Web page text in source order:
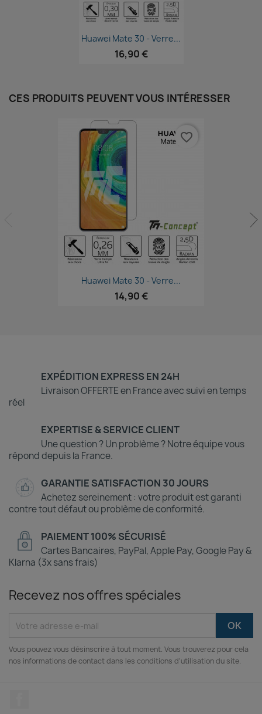
Aperçu rapide
Huawei Mate 30 - Verre...
16,90 €
CES PRODUITS PEUVENT VOUS INTÉRESSER
Aperçu rapide
Huawei Mate 30 - Verre...
14,90 €
favorite_border
EXPÉDITION EXPRESS EN 24H
Livraison OFFERTE en France avec suivi en temps
réel
EXPERTISE & SERVICE CLIENT
Une question ? Un problème ? Notre équipe vous
répond depuis la France.
GARANTIE SATISFACTION 30 JOURS
Achetez sereinement : votre produit est garanti
contre tout défaut ou problème de conformité.
PAIEMENT 100% SÉCURISÉ
Cartes Bancaires, PayPal, Apple Pay, Google Pay &
Klarna (3x sans frais)
Recevez nos offres spéciales
Vous pouvez vous désinscrire à tout moment. Vous trouverez pour cela
nos informations de contact dans les conditions d'utilisation du site.